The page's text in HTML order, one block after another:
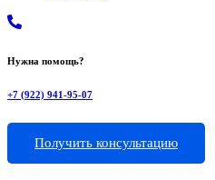
Нужна помощь?
+7 (922) 941-95-07
Получить консультацию